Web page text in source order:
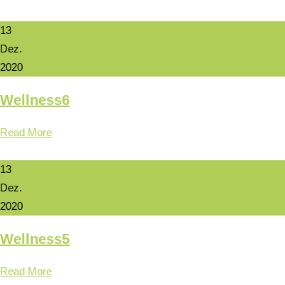
13
Dez.
2020
Wellness6
Read More
13
Dez.
2020
Wellness5
Read More